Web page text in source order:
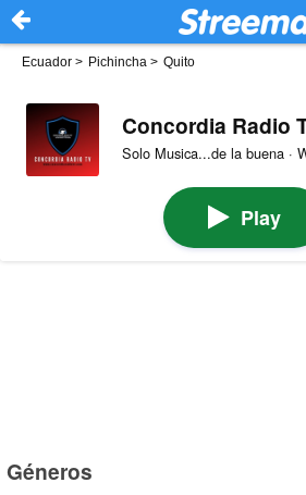
Ecuador > Pichincha > Quito
Concordia Radio
Solo Musica...de la buena ·
Play
Géneros